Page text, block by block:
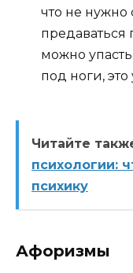
что не нужно
предаваться
можно
под ноги,
Читайте
психологии:
психику
Афоризмы